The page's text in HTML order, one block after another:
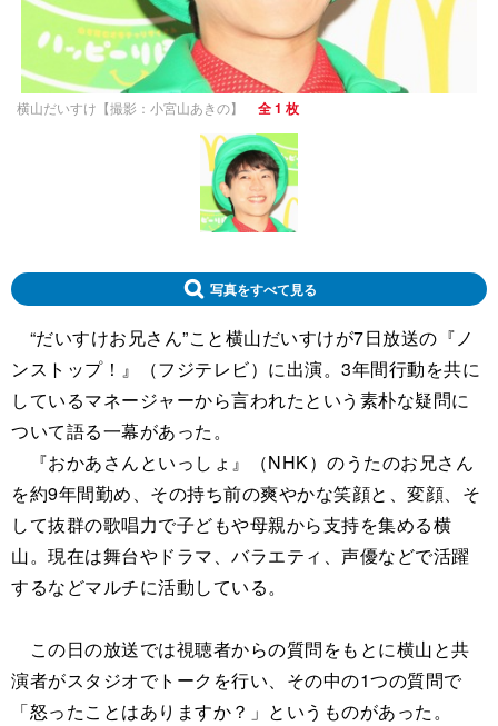
横山だいすけ【撮影：小宮山あきの】 全 1 枚
写真をすべて見る
“だいすけお兄さん”こと横山だいすけが7日放送の『ノ
ンストップ！』（フジテレビ）に出演。3年間行動を共に
しているマネージャーから言われたという素朴な疑問に
ついて語る一幕があった。
『おかあさんといっしょ』（NHK）のうたのお兄さん
を約9年間勤め、その持ち前の爽やかな笑顔と、変顔、そ
して抜群の歌唱力で子どもや母親から支持を集める横
山。現在は舞台やドラマ、バラエティ、声優などで活躍
するなどマルチに活動している。
この日の放送では視聴者からの質問をもとに横山と共
演者がスタジオでトークを行い、その中の1つの質問で
「怒ったことはありますか？」というものがあった。